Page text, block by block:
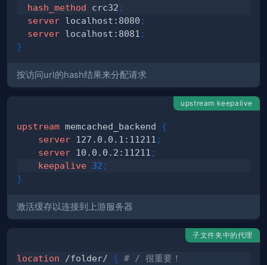
hash_method crc32 ;
server localhost:8080 ;
server localhost:8081 ;
}
按访问url的hash结果来分配请求
upstream keepalive
upstream memcached_backend
{
server 127.0.0.1:11211 ;
server 10.0.0.2:11211 ;
keepalive 32 ;
}
激活缓存以连接到上游服务器
子文件夹中的代理
location /folder/ { # / 很重要！